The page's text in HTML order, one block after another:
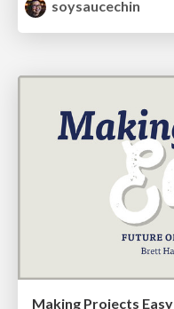
soysaucechin
Making Projects Easy